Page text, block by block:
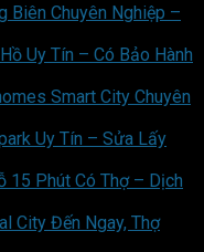
Biên Chuyên Nghiệp –
Uy Tín – Có Bảo Hành
Smart City Chuyên
Uy Tín – Sửa Lấy
15 Phút Có Thợ – Dịch
City Đến Ngay, Thợ